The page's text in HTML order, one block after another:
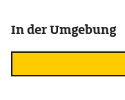
In der Umgebung